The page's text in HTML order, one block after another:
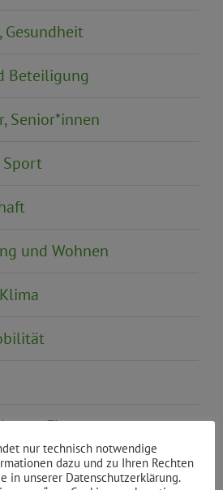
Gesundheit
Beteiligung
Senior*innen
Sport
und Wohnen
Finanzen
nur technisch notwendige
dazu und zu Ihren Rechten
in unserer Datenschutzerklärung.